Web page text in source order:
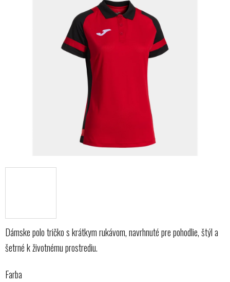
Dámske polo tričko s krátkym rukávom, navrhnuté pre pohodlie, štýl a
šetrné k životnému prostrediu.
Farba